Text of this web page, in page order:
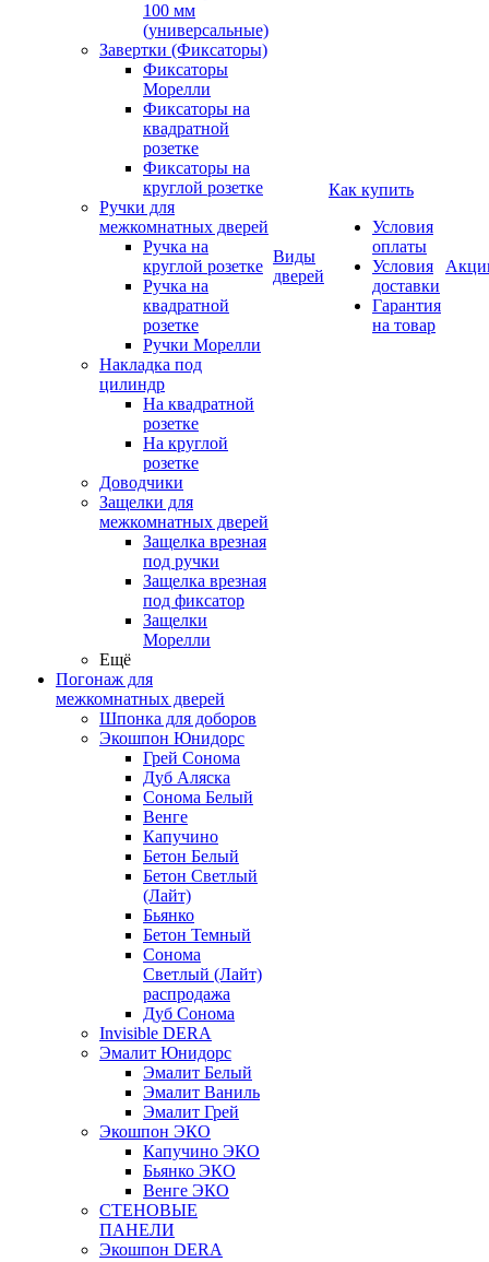
100 мм
(универсальные)
Завертки (Фиксаторы)
Фиксаторы
Морелли
Фиксаторы на
квадратной
розетке
Фиксаторы на
круглой розетке
Ручки для
межкомнатных дверей
Ручка на
круглой розетке
Ручка на
квадратной
розетке
Ручки Морелли
Накладка под
цилиндр
На квадратной
розетке
На круглой
розетке
Доводчики
Защелки для
межкомнатных дверей
Защелка врезная
под ручки
Защелка врезная
под фиксатор
Защелки
Морелли
Ещё
Погонаж для
межкомнатных дверей
Шпонка для доборов
Экошпон Юнидорс
Грей Сонома
Дуб Аляска
Сонома Белый
Венге
Капучино
Бетон Белый
Бетон Светлый
(Лайт)
Бьянко
Бетон Темный
Сонома
Светлый (Лайт)
распродажа
Дуб Сонома
Invisible DERA
Эмалит Юнидорс
Эмалит Белый
Эмалит Ваниль
Эмалит Грей
Экошпон ЭКО
Капучино ЭКО
Бьянко ЭКО
Венге ЭКО
СТЕНОВЫЕ
ПАНЕЛИ
Экошпон DERA
Виды
дверей
Как купить
Условия
оплаты
Условия
доставки
Гарантия
на товар